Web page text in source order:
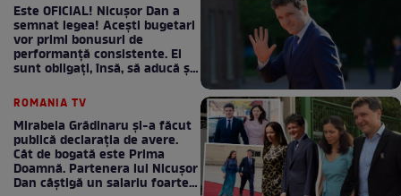
Este OFICIAL! Nicușor Dan a
semnat legea! Acești bugetari
vor primi bonusuri de
performanță consistente. Ei
sunt obligați, însă, să aducă și
ROMANIA TV
Mirabela Grădinaru și-a făcut
publică declarația de avere.
Cât de bogată este Prima
Doamnă. Partenera lui Nicușor
Dan câștigă un salariu foarte